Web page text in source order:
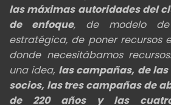
las máximas autoridades del
de enfoque, de modelo
estratégica, de poner recursos
donde necesitábamos
una idea, las campañas, de
socios, las tres campañas de
de 220 años y las